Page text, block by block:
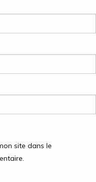
site dans le